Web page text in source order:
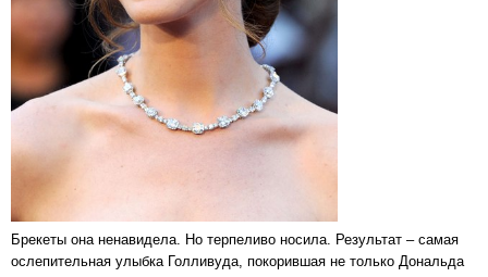
Брекеты она ненавидела. Но терпеливо носила. Результат – самая
ослепительная улыбка Голливуда, покорившая не только Дональда